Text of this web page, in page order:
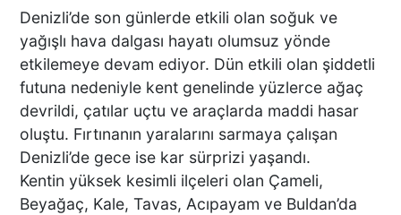
Denizli’de son günlerde etkili olan soğuk ve
yağışlı hava dalgası hayatı olumsuz yönde
etkilemeye devam ediyor. Dün etkili olan şiddetli
futuna nedeniyle kent genelinde yüzlerce ağaç
devrildi, çatılar uçtu ve araçlarda maddi hasar
oluştu. Fırtınanın yaralarını sarmaya çalışan
Denizli’de gece ise kar sürprizi yaşandı.
Kentin yüksek kesimli ilçeleri olan Çameli,
Beyağaç, Kale, Tavas, Acıpayam ve Buldan’da